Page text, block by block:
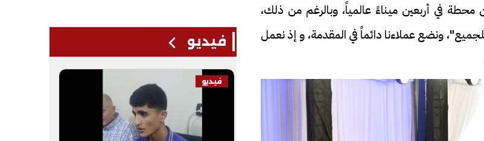
محطة في أربعين ميناءً عالمياً، وبالرغم من ذلك،
ونضع عملاءنا دائماً في المقدمة، و إذ نعمل
فيديو
فيديو فيديو